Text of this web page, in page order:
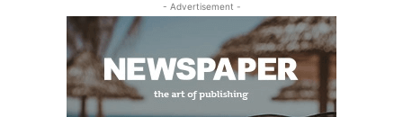
- Advertisement -